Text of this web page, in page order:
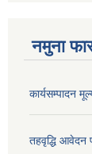
नमुना
कार्यसम्पादन
तहवृद्धि आवेदन